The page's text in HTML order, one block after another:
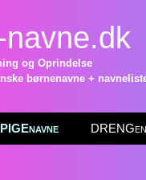
navne.dk
og Oprindelse
børnenavne +
PIGEnavne